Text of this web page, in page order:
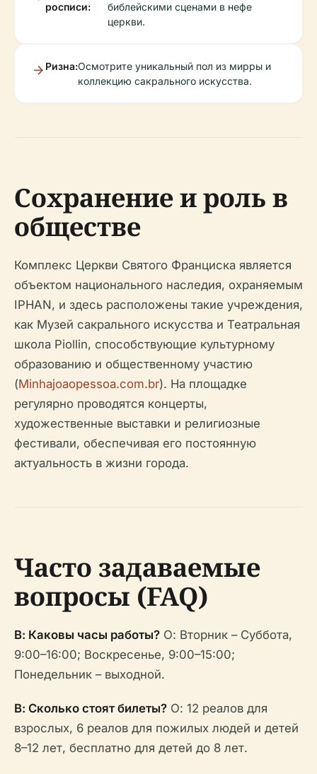
росписи:
библейскими сценами в нефе
церкви.
Ризна:Осмотрите уникальный пол из мирры и
коллекцию сакрального искусства.
Сохранение и роль в
обществе
Комплекс Церкви Святого Франциска является
объектом национального наследия, охраняемым
IPHAN, и здесь расположены такие учреждения,
как Музей сакрального искусства и Театральная
школа Piollin, способствующие культурному
образованию и общественному участию
(Minhajoaopessoa.com.br). На площадке
регулярно проводятся концерты,
художественные выставки и религиозные
фестивали, обеспечивая его постоянную
актуальность в жизни города.
Часто задаваемые
вопросы (FAQ)
В: Каковы часы работы? О: Вторник – Суббота,
9:00–16:00; Воскресенье, 9:00–15:00;
Понедельник – выходной.
В: Сколько стоят билеты? О: 12 реалов для
взрослых, 6 реалов для пожилых людей и детей
8–12 лет, бесплатно для детей до 8 лет.